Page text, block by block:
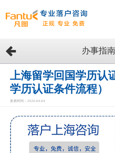
网
站
首
页
留
生
办事指南
上海留学回国学历认
学历认证条件流程）
发表时间：2026-04-04